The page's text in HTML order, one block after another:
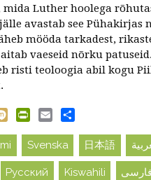
mida Luther hoolega
avastab see Pühakirjas
mööda tarkadest,
vaeseid nõrku
risti teoloogia abil kogu
Mixi PrintFriendly
Email
Svenska 日本語
Русский Kiswahili فارسی